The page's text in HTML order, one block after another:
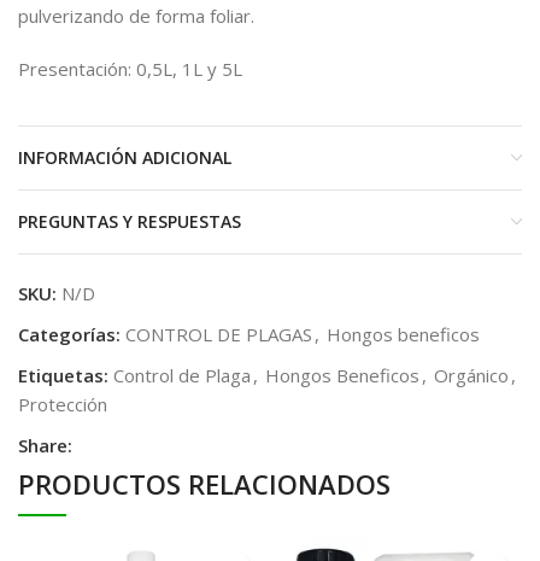
pulverizando de forma foliar.
Presentación: 0,5L, 1L y 5L
INFORMACIÓN ADICIONAL
PREGUNTAS Y RESPUESTAS
SKU: N/D
Categorías: CONTROL DE PLAGAS , Hongos beneficos
Etiquetas: Control de Plaga , Hongos Beneficos , Orgánico ,
Protección
Share:
PRODUCTOS RELACIONADOS